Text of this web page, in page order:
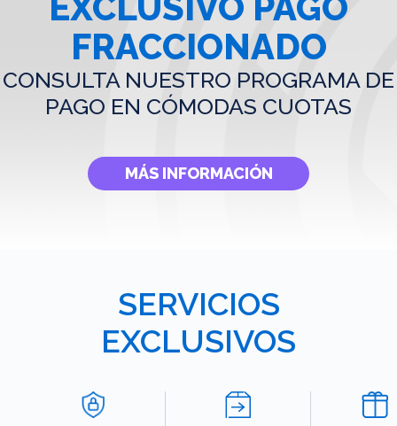
FRACCIONADO
CONSULTA NUESTRO PROGRAMA DE
PAGO EN CÓMODAS CUOTAS
MÁS INFORMACIÓN
SERVICIOS
EXCLUSIVOS